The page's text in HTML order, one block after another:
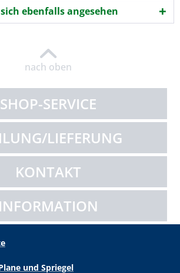
ebenfalls angesehen
nach oben
SHOP-SERVICE
LIEFERUNG
KONTAKT
INFORMATION
und Spriegel